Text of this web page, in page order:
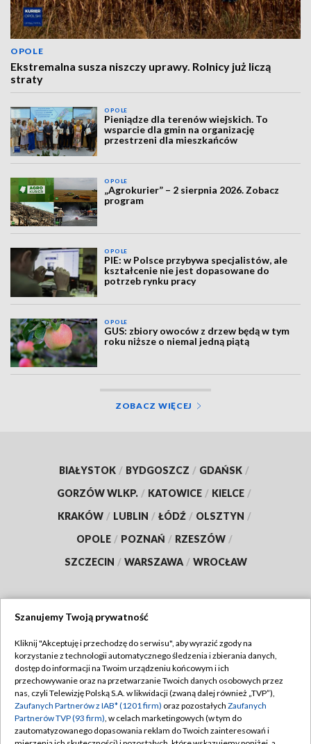
OPOLE
Ekstremalna susza niszczy uprawy. Rolnicy już liczą
straty
OPOLE
Pieniądze dla terenów wiejskich. To
wsparcie dla gmin na organizację
przestrzeni dla mieszkańców
OPOLE
„Agrokurier” – 2 sierpnia 2026. Zobacz
program
OPOLE
PIE: w Polsce przybywa specjalistów, ale
kształcenie nie jest dopasowane do
potrzeb rynku pracy
OPOLE
GUS: zbiory owoców z drzew będą w tym
roku niższe o niemal jedną piątą
ZOBACZ WIĘCEJ
BIAŁYSTOK / BYDGOSZCZ / GDAŃSK /
GORZÓW WLKP. / KATOWICE / KIELCE /
KRAKÓW / LUBLIN / ŁÓDŹ / OLSZTYN /
OPOLE / POZNAŃ / RZESZÓW /
SZCZECIN / WARSZAWA / WROCŁAW
TVP
Abonament TVP
Emisja w TVP
Centrum informacji TVP
Regulamin TVP
Polityka prywatności
Moje zgody
Szanujemy Twoją prywatność
Kliknij "Akceptuję i przechodzę do serwisu", aby wyrazić zgody na
korzystanie z technologii automatycznego śledzenia i zbierania danych,
dostęp do informacji na Twoim urządzeniu końcowym i ich
przechowywanie oraz na przetwarzanie Twoich danych osobowych przez
nas, czyli Telewizję Polską S.A. w likwidacji (zwaną dalej również „TVP”),
Zaufanych Partnerów z IAB* (1201 firm) oraz pozostałych Zaufanych
Partnerów TVP (93 firm), w celach marketingowych (w tym do
zautomatyzowanego dopasowania reklam do Twoich zainteresowań i